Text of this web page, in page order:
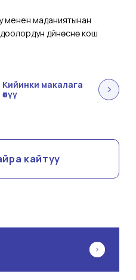
менен маданиятынан
дүйнөсүнө кош
Кийинки макалага
өтүү
кайтуу